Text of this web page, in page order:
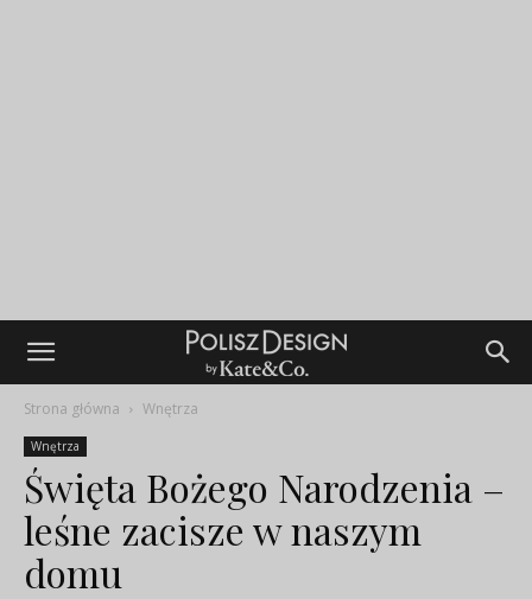
Strona główna Wnętrza
Wnętrza
Święta Bożego Narodzenia –
leśne zacisze w naszym
domu